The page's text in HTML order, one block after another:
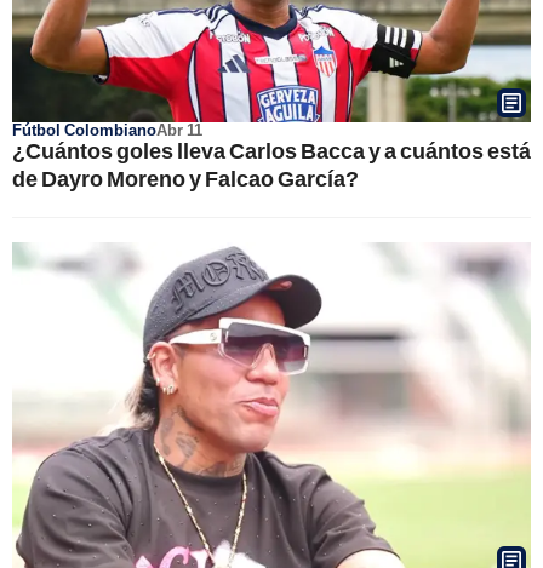
Fútbol ColombianoAbr 11
¿Cuántos goles lleva Carlos Bacca y a cuántos está
de Dayro Moreno y Falcao García?